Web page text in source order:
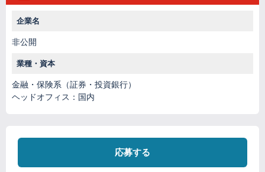
企業名
非公開
業種・資本
金融・保険系（証券・投資銀行）
ヘッドオフィス：国内
応募する